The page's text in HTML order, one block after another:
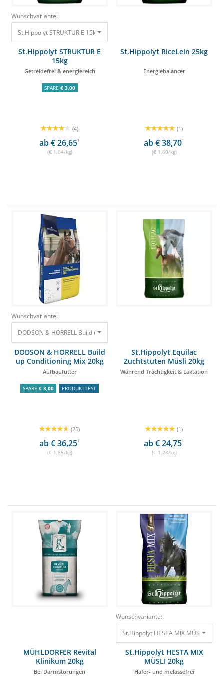
Wunschvariante:
St.Hippolyt STRUKTUR E 15kg Getreidefrei & energiereich 27,60 €
St.Hippolyt STRUKTUR E
15kg
Getreidefrei & energiereich
SPARE € 3,00
(4)
ab € 26,651
(€ 1,84/kg)
St.Hippolyt RiceLein 25kg
Energiebalancer
(1)
ab € 38,701
(€ 1,60/kg)
Wunschvariante:
DODSON & HORRELL Build up Conditioning Mix 20kg Aufbaufutter 36,95 €
DODSON & HORRELL Build
up Conditioning Mix 20kg
Aufbaufutter
SPARE € 3,00 PRODUKTTEST
(25)
ab € 36,251
(€ 1,85/kg)
St.Hippolyt Equilac
Zuchtstuten Müsli 20kg
Während Trächtigkeit & Laktation
(1)
ab € 24,751
(€ 1,28/kg)
MÜHLDORFER Revital
Klinikum 20kg
Bei Darmstörungen
Wunschvariante:
St.Hippolyt HESTA MIX
MÜSLI 20kg
Hafer- und melassefrei